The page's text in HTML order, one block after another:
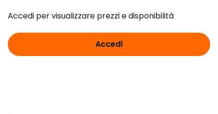
Accedi per visualizzare prezzi e disponibilità
Accedi